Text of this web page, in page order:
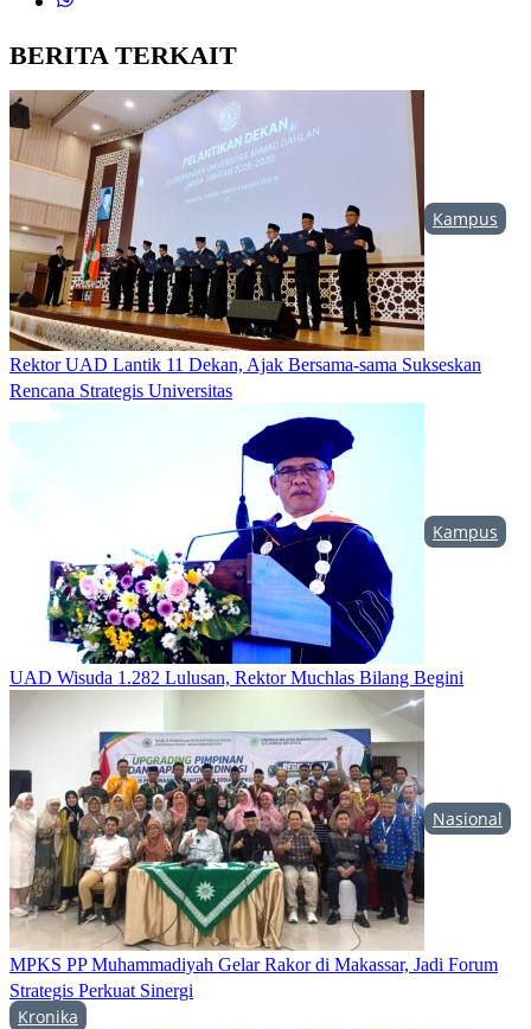
BERITA TERKAIT
Kampus
Rektor UAD Lantik 11 Dekan, Ajak Bersama-sama Sukseskan
Rencana Strategis Universitas
Kampus
UAD Wisuda 1.282 Lulusan, Rektor Muchlas Bilang Begini
Nasional
MPKS PP Muhammadiyah Gelar Rakor di Makassar, Jadi Forum
Strategis Perkuat Sinergi
Kronika